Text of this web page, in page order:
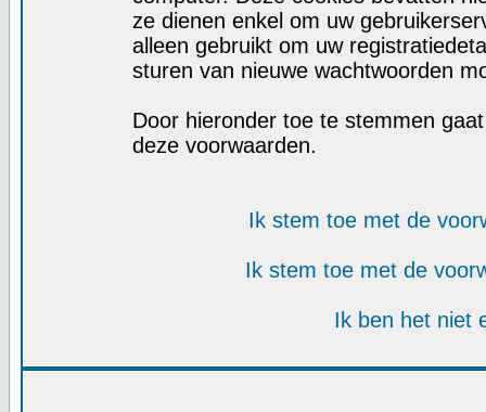
ze dienen enkel om uw
alleen gebruikt om uw
sturen van nieuwe wachtwoorden
Door hieronder toe te stemmen
deze voorwaarden.
Ik stem toe met de
Ik stem toe met de
Ik ben het niet